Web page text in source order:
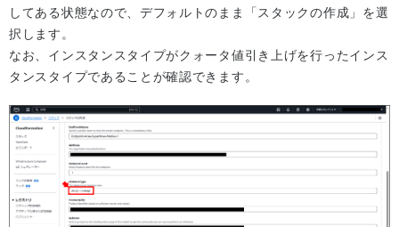
してある状態なので、デフォルトのまま「スタックの作成」を選
択します。
なお、インスタンスタイプがクォータ値引き上げを行ったインス
タンスタイプであることが確認できます。